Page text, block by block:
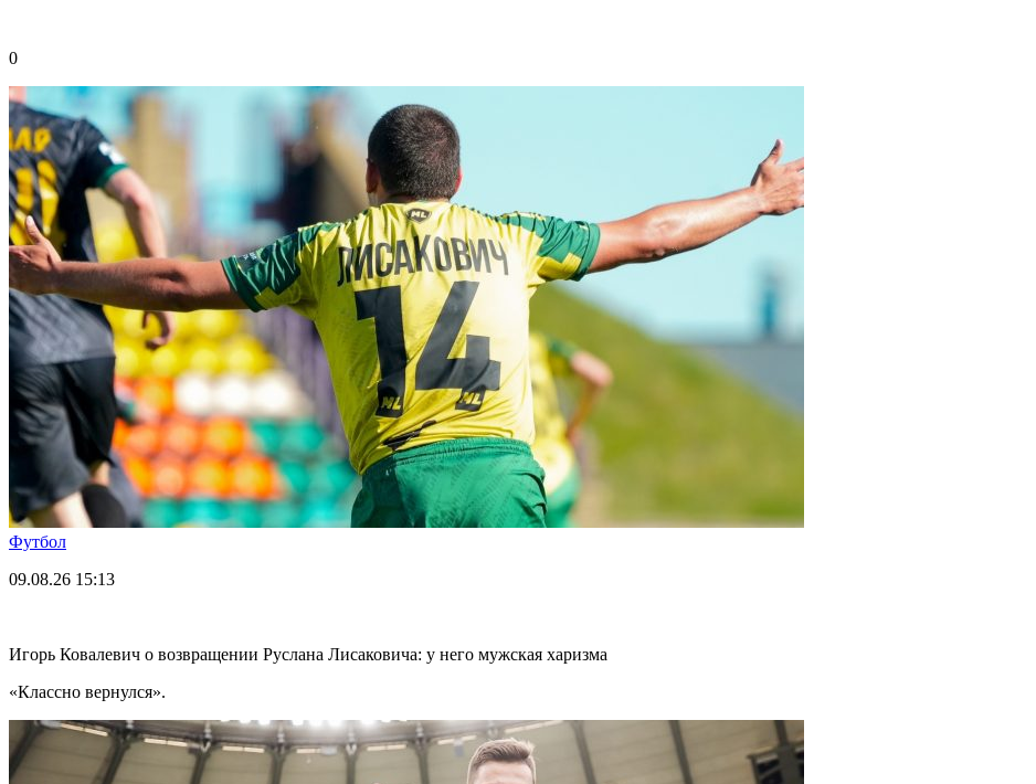
0
Футбол
09.08.26 15:13
Игорь Ковалевич о возвращении Руслана Лисаковича: у него мужская харизма
«Классно вернулся».